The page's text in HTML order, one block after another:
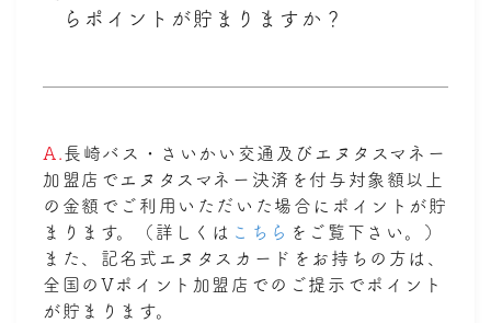
らポイントが貯まりますか？
A. 長崎バス・さいかい交通及びエヌタスマネー
加盟店でエヌタスマネー決済を付与対象額以上
の金額でご利用いただいた場合にポイントが貯
まります。（詳しくは こちら をご覧下さい。）
また、記名式エヌタスカードをお持ちの方は、
全国のVポイント加盟店でのご提示でポイント
が貯まります。